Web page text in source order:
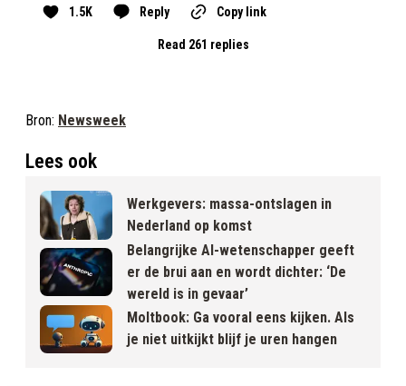
1.5K Reply Copy link
Read 261 replies
Bron: Newsweek
Lees ook
Werkgevers: massa-ontslagen in
Nederland op komst
Belangrijke AI-wetenschapper geeft
er de brui aan en wordt dichter: ‘De
wereld is in gevaar’
Moltbook: Ga vooral eens kijken. Als
je niet uitkijkt blijf je uren hangen